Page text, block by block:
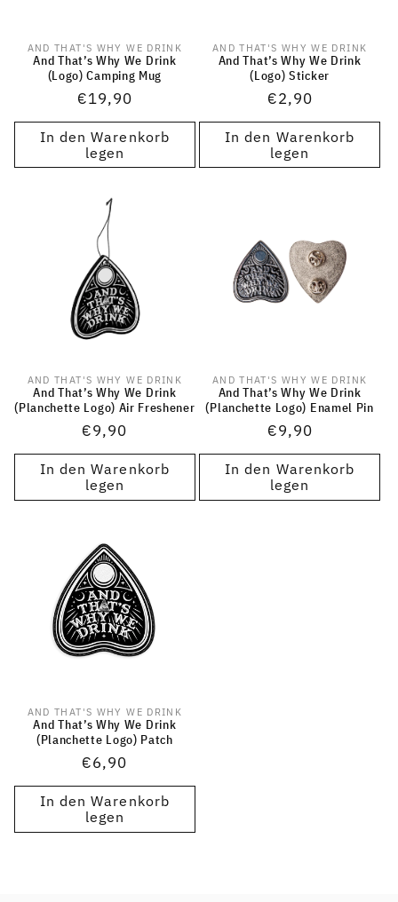
Anbieter:
AND THAT'S WHY WE DRINK
And That’s Why We Drink
(Logo) Camping Mug
Normaler
Preis
€19,90
In den Warenkorb
legen
Anbieter:
AND THAT'S WHY WE DRINK
And That’s Why We Drink
(Logo) Sticker
Normaler
Preis
€2,90
In den Warenkorb
legen
Anbieter:
AND THAT'S WHY WE DRINK
And That’s Why We Drink
(Planchette Logo) Air Freshener
Normaler
Preis
€9,90
In den Warenkorb
legen
Anbieter:
AND THAT'S WHY WE DRINK
And That’s Why We Drink
(Planchette Logo) Enamel Pin
Normaler
Preis
€9,90
In den Warenkorb
legen
Anbieter:
AND THAT'S WHY WE DRINK
And That’s Why We Drink
(Planchette Logo) Patch
Normaler
Preis
€6,90
In den Warenkorb
legen